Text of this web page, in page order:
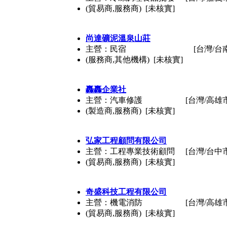
(貿易商,服務商) [未核實]
尚達礦泥溫泉山莊
主營：民宿
(服務商,其他機構) [未核實]
[台灣/台
轟轟企業社
主營：汽車修護
(製造商,服務商) [未核實]
[台灣/高雄
弘家工程顧問有限公司
主營：工程專業技術顧問
(貿易商,服務商) [未核實]
[台灣/台中
奇盛科技工程有限公司
主營：機電消防
(貿易商,服務商) [未核實]
[台灣/高雄